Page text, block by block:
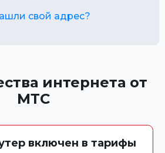
свой адрес?
интернета от
МТС
включен в тарифы